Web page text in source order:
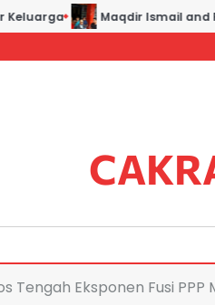
Maqdir Ismail and
Tengah Eksponen Fusi